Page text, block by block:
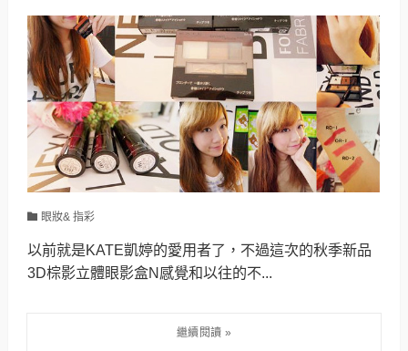
眼妝& 指彩
以前就是KATE凱婷的愛用者了，不過這次的秋季新品
3D棕影立體眼影盒N感覺和以往的不...